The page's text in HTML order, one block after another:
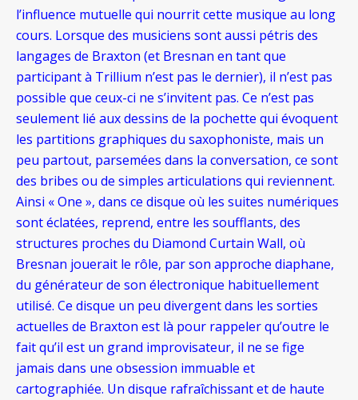
l’influence mutuelle qui nourrit cette musique au long
cours. Lorsque des musiciens sont aussi pétris des
langages de Braxton (et Bresnan en tant que
participant à Trillium n’est pas le dernier), il n’est pas
possible que ceux-ci ne s’invitent pas. Ce n’est pas
seulement lié aux dessins de la pochette qui évoquent
les partitions graphiques du saxophoniste, mais un
peu partout, parsemées dans la conversation, ce sont
des bribes ou de simples articulations qui reviennent.
Ainsi « One », dans ce disque où les suites numériques
sont éclatées, reprend, entre les soufflants, des
structures proches du Diamond Curtain Wall, où
Bresnan jouerait le rôle, par son approche diaphane,
du générateur de son électronique habituellement
utilisé. Ce disque un peu divergent dans les sorties
actuelles de Braxton est là pour rappeler qu’outre le
fait qu’il est un grand improvisateur, il ne se fige
jamais dans une obsession immuable et
cartographiée. Un disque rafraîchissant et de haute